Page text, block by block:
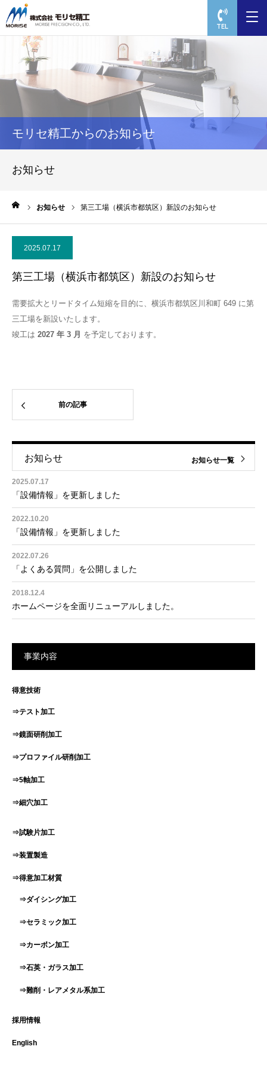
TEL
モリセ精工からのお知らせ
お知らせ
お知らせ 第三工場（横浜市都筑区）新設のお知らせ
2025.07.17
第三工場（横浜市都筑区）新設のお知らせ
需要拡大とリードタイム短縮を目的に、横浜市都筑区川和町 649 に第
三工場を新設いたします。
竣工は 2027 年 3 月 を予定しております。
前の記事
お知らせ
2025.07.17
「設備情報」を更新しました
2022.10.20
「設備情報」を更新しました
2022.07.26
「よくある質問」を公開しました
2018.12.4
ホームページを全面リニューアルしました。
お知らせ一覧
事業内容
得意技術
⇒テスト加工
⇒鏡面研削加工
⇒プロファイル研削加工
⇒5軸加工
⇒細穴加工
⇒試験片加工
⇒装置製造
⇒得意加工材質
⇒ダイシング加工
⇒セラミック加工
⇒カーボン加工
⇒石英・ガラス加工
⇒難削・レアメタル系加工
採用情報
English